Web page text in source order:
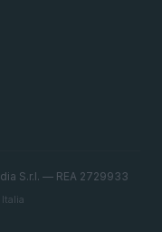
S.r.l. — REA 2729933